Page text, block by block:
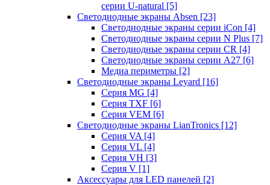
серии U-natural [5]
Светодиодные экраны Absen [23]
Светодиодные экраны серии iCon [4]
Светодиодные экраны серии N Plus [7]
Светодиодные экраны серии CR [4]
Светодиодные экраны серии А27 [6]
Медиа периметры [2]
Светодиодные экраны Leyard [16]
Серия MG [4]
Серия TXF [6]
Серия VEM [6]
Светодиодные экраны LianTronics [12]
Серия VA [4]
Серия VL [4]
Серия VH [3]
Серия V [1]
Аксессуары для LED панелей [2]